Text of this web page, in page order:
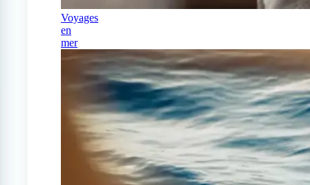
Voyages
en
mer